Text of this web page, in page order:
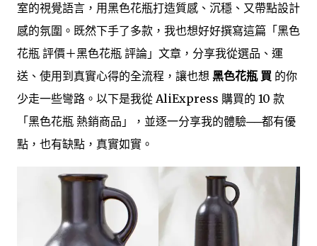
室的視覺語言，用黑色花瓶打造質感、沉穩、又帶點設計
感的氛圍。既然下手了多款，我也想好好撰寫這篇「黑色
花瓶 評價＋黑色花瓶 評論」文章，分享我從選品、運
送、使用到真實心得的全流程，讓也想 黑色花瓶 買 的你
少走一些彎路。以下是我從 AliExpress 購買的 10 款
「黑色花瓶 熱銷商品」，並逐一分享我的體驗──都有優
點，也有缺點，真實如實。